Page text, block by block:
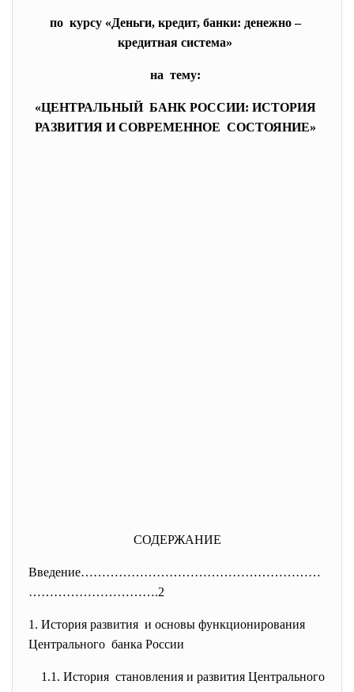
по курсу «Деньги, кредит, банки: денежно –
кредитная система»
на тему:
«ЦЕНТРАЛЬНЫЙ БАНК РОССИИ: ИСТОРИЯ
РАЗВИТИЯ И СОВРЕМЕННОЕ СОСТОЯНИЕ»
СОДЕРЖАНИЕ
Введение…………………………………………………
………………………….2
1. История развития и основы функционирования
Центрального банка России
1.1. История становления и развития Центрального